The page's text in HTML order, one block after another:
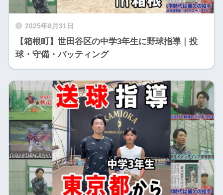
2025年8月31日
【箱根町】世田谷区の中学3年生に野球指導｜投
球・守備・バッティング